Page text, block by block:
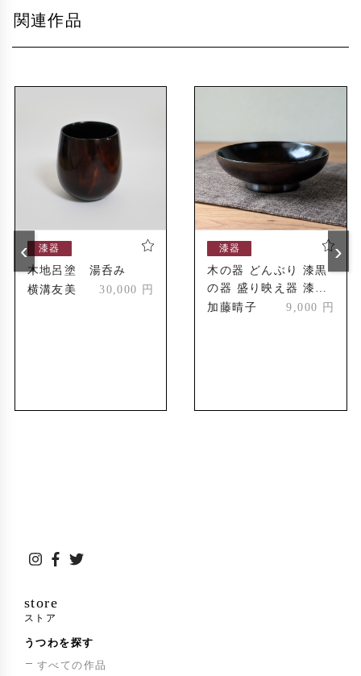
2003年
森づくり推進事業」の漆の植栽にかかわる。
11月香川県木田郡三木町にて、体験漆掻きを開
12月一般公開にてウルシの植栽を開催
高知県長岡郡大豊町にて、松本和明が漆掻き実
6月松本和明が平成17年度文化庁新進芸術家国
2007年
3月香川県木田郡三木町朝倉地区にて、香川県
立高松工芸高等学校環境研究同好会・香川淡水
2017年
2018年
香川県産漆(五色台)にて、香川県産漆100%の
作品づくりが実現する
関連作品
漆器
木地呂塗 湯呑み
横溝友美
30,000 円
漆器
木の器 どんぶり 漆黒
の器 盛り映え器 漆仕
上げ おしゃれな器 和
加藤晴子 9,000 円
‹ ›
store
ストア
うつわを探す
すべての作品